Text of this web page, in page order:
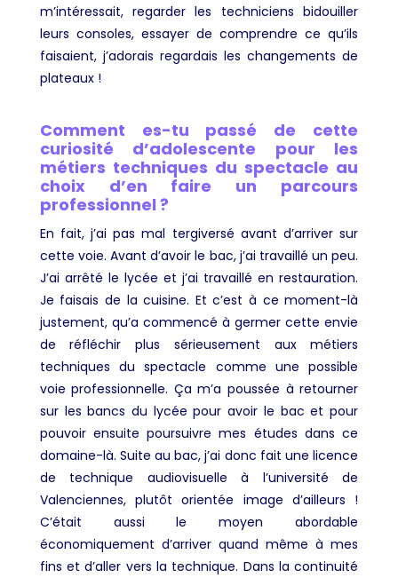
m’intéressait, regarder les techniciens bidouiller
leurs consoles, essayer de comprendre ce qu’ils
faisaient, j’adorais regardais les changements de
plateaux !
Comment es-tu passé de cette
curiosité d’adolescente pour les
métiers techniques du spectacle au
choix d’en faire un parcours
professionnel ?
En fait, j’ai pas mal tergiversé avant d’arriver sur
cette voie. Avant d’avoir le bac, j’ai travaillé un peu.
J’ai arrêté le lycée et j’ai travaillé en restauration.
Je faisais de la cuisine. Et c’est à ce moment-là
justement, qu’a commencé à germer cette envie
de réfléchir plus sérieusement aux métiers
techniques du spectacle comme une possible
voie professionnelle. Ça m’a poussée à retourner
sur les bancs du lycée pour avoir le bac et pour
pouvoir ensuite poursuivre mes études dans ce
domaine-là. Suite au bac, j’ai donc fait une licence
de technique audiovisuelle à l’université de
Valenciennes, plutôt orientée image d’ailleurs !
C’était aussi le moyen abordable
économiquement d’arriver quand même à mes
fins et d’aller vers la technique. Dans la continuité